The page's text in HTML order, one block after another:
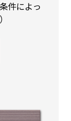
件によっ